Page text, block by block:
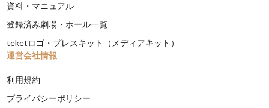
資料・マニュアル
登録済み劇場・ホール一覧
teketロゴ・プレスキット（メディアキット）
運営会社情報
利用規約
プライバシーポリシー